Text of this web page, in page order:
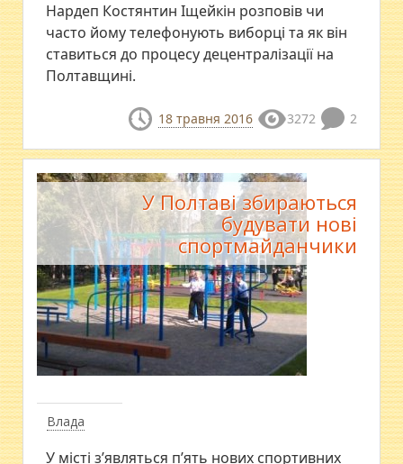
Нардеп Костянтин Іщейкін розповів чи
часто йому телефонують виборці та як він
ставиться до процесу децентралізації на
Полтавщині.
18 травня 2016 3272 2
Влада
У Полтаві збираються
будувати нові
спортмайданчики
У місті з’являться п’ять нових спортивних